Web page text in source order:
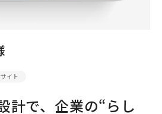
イト
計で、企業の“らし